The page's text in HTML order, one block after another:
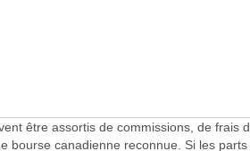
être assortis de commissions, de
bourse canadienne reconnue. Si les